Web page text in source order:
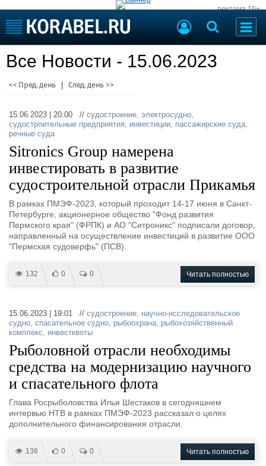
реклама 16+
Судоходство
Судоремонт
Пресс-релизы
Рыболовство
ВМФ
Образование
Яхты и катера
Еще
Судостроение
Пульс
Новости
Компании
Репутация
Работа
Крюинг
Журнал
Торговая площадка
Доска объявлений
Продажа флота
Оборудование
Изделия
Материалы
Конференции
Выставки и семинары
Личности
Словарь
Флот
Галерея флота
Форум
Отзывы
Все службы
Все Новости - 15.06.2023
<< Пред. день След. день >>
15.06.2023 | 20:00 // судостроение, электросудно,
судостроительные предприятия, инвестиции, пассажирские суда,
речные суда
Sitronics Group намерена
инвестировать в развитие
судостроительной отрасли Прикамья
В рамках ПМЭФ-2023, который проходит 14-17 июня в Санкт-
Петербурге, акционерное общество "Фонд развития
Пермского края" (ФРПК) и АО "Ситроникс" подписали договор,
направленный на осуществление инвестиций в развитие ООО
"Пермская судоверфь" (ПСВ).
132 0 0 Читать полностью
15.06.2023 | 19:01 // судостроение, научно-исследовательское
судно, спасательное судно, рыбоохрана, рыбохозяйственный
комплекс, инвестквоты
Рыболовной отрасли необходимы
средства на модернизацию научного
и спасательного флота
Глава Росрыболовства Илья Шестаков в сегодняшнем
интервью НТВ в рамках ПМЭФ-2023 рассказал о целях
дополнительного финансирования отрасли.
136 0 0 Читать полностью